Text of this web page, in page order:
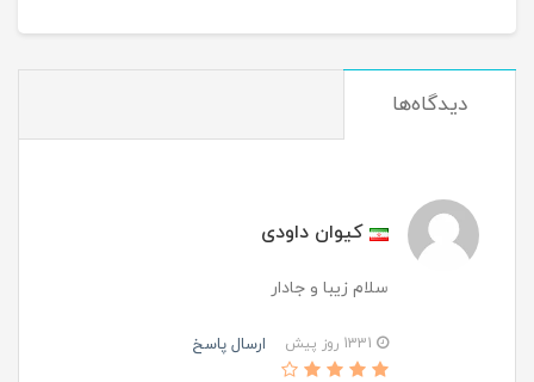
دیدگاه‌ها
کیوان داودی
سلام زیبا و جادار
ارسال پاسخ